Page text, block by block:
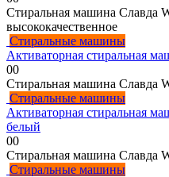
Стиральная машина Славда
высококачественное
Стиральные машины
Активаторная стиральная
00
Стиральная машина Славда
Стиральные машины
Активаторная стиральная
белый
00
Стиральная машина Славда
Стиральные машины